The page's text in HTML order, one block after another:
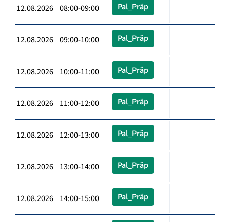
12.08.2026 08:00-09:00 Pal_Präp
12.08.2026 09:00-10:00 Pal_Präp
12.08.2026 10:00-11:00 Pal_Präp
12.08.2026 11:00-12:00 Pal_Präp
12.08.2026 12:00-13:00 Pal_Präp
12.08.2026 13:00-14:00 Pal_Präp
12.08.2026 14:00-15:00 Pal_Präp